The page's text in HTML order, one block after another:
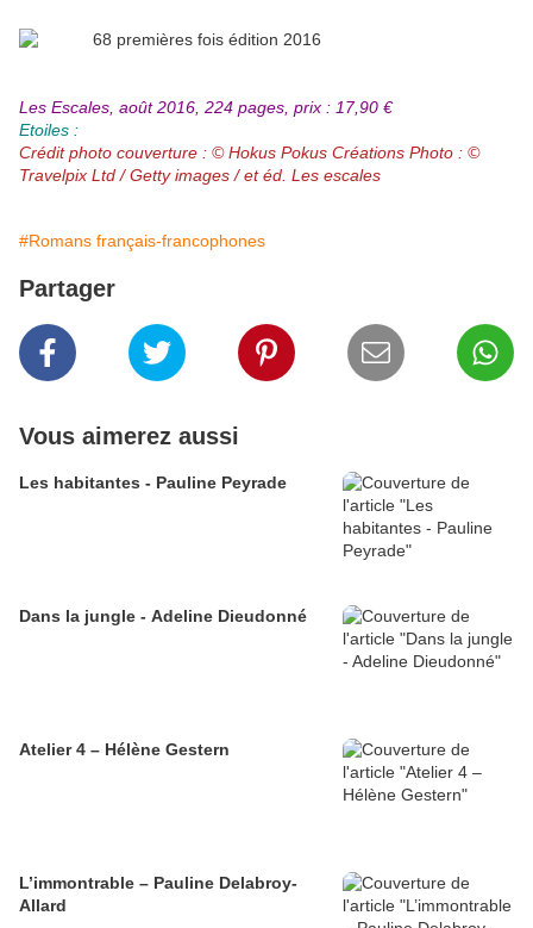
Les Escales, août 2016, 224 pages, prix : 17,90 €
Etoiles :
Crédit photo couverture : © Hokus Pokus Créations Photo : ©
Travelpix Ltd / Getty images / et éd. Les escales
#Romans français-francophones
Partager
Vous aimerez aussi
Les habitantes - Pauline Peyrade
Dans la jungle - Adeline Dieudonné
Atelier 4 – Hélène Gestern
L’immontrable – Pauline Delabroy-
Allard